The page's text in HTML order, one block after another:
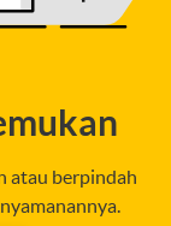
atau berpindah